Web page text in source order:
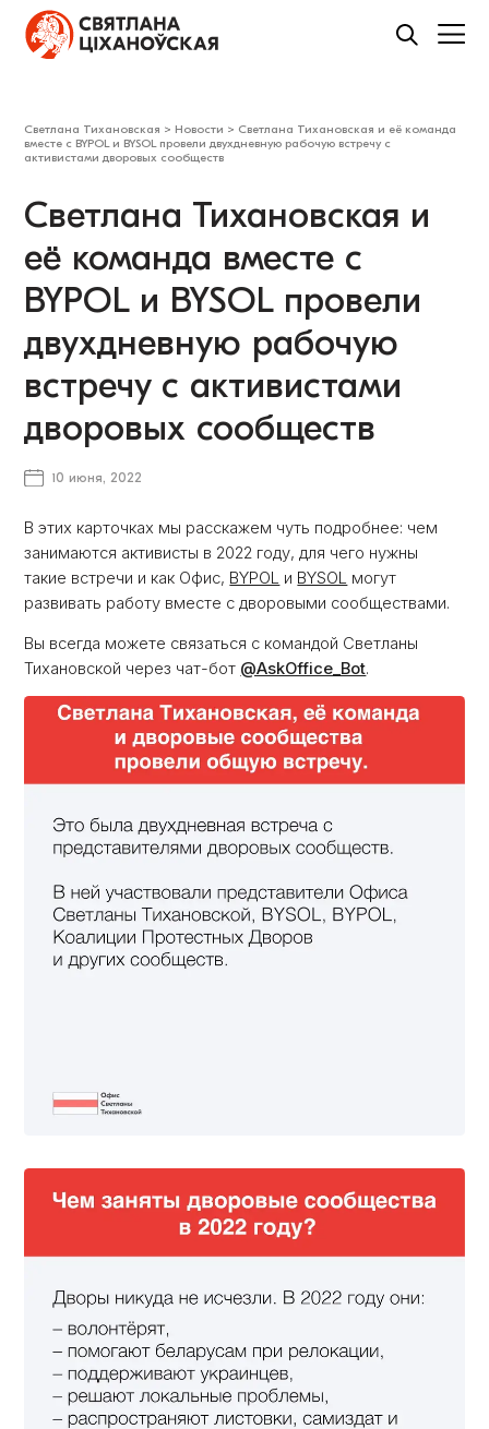
Светлана Тихановская > Новости > Светлана Тихановская и её команда
вместе с BYPOL и BYSOL провели двухдневную рабочую встречу с
активистами дворовых сообществ
Светлана Тихановская и
её команда вместе с
BYPOL и BYSOL провели
двухдневную рабочую
встречу с активистами
дворовых сообществ
10 июня, 2022
В этих карточках мы расскажем чуть подробнее: чем
занимаются активисты в 2022 году, для чего нужны
такие встречи и как Офис, BYPOL и BYSOL могут
развивать работу вместе с дворовыми сообществами.
Вы всегда можете связаться с командой Светланы
Тихановской через чат-бот @AskOffice_Bot.